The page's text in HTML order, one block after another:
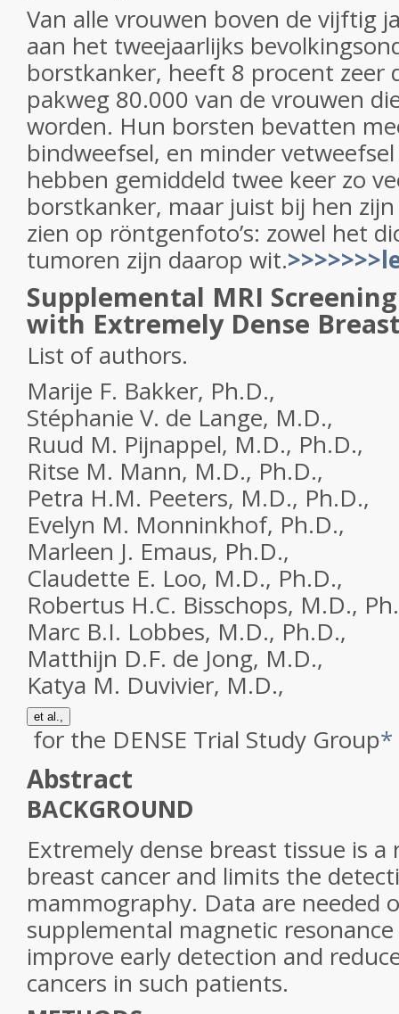
Van alle vrouwen boven de vijftig
aan het tweejaarlijks
borstkanker, heeft 8 procent zeer
pakweg 80.000 van de vrouwen
worden. Hun borsten bevatten
bindweefsel, en minder
hebben gemiddeld twee keer zo
borstkanker, maar juist bij hen
zien op röntgenfoto’s: zowel het
tumoren zijn daarop wit.
Supplemental MRI
with Extremely Dense
List of authors.
Marije F. Bakker, Ph.D.,
Stéphanie V. de Lange, M.D.,
Ruud M. Pijnappel, M.D., Ph.D.,
Ritse M. Mann, M.D., Ph.D.,
Petra H.M. Peeters, M.D., Ph.D.,
Evelyn M. Monninkhof, Ph.D.,
Marleen J. Emaus, Ph.D.,
Claudette E. Loo, M.D., Ph.D.,
Robertus H.C. Bisschops, M.D.,
Marc B.I. Lobbes, M.D., Ph.D.,
Matthijn D.F. de Jong, M.D.,
Katya M. Duvivier, M.D.,
et al.,
for the DENSE Trial Study Group*
Abstract
BACKGROUND
Extremely dense breast tissue is
breast cancer and limits the
mammography. Data are needed
supplemental magnetic
improve early detection and
cancers in such patients.